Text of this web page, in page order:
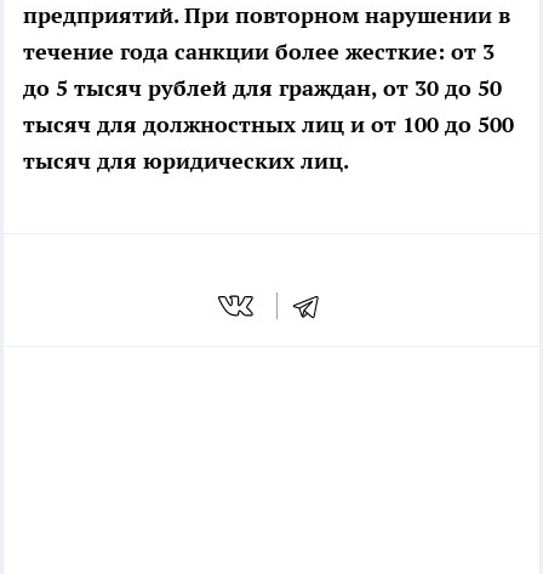
предприятий. При повторном нарушении в
течение года санкции более жесткие: от 3
до 5 тысяч рублей для граждан, от 30 до 50
тысяч для должностных лиц и от 100 до 500
тысяч для юридических лиц.